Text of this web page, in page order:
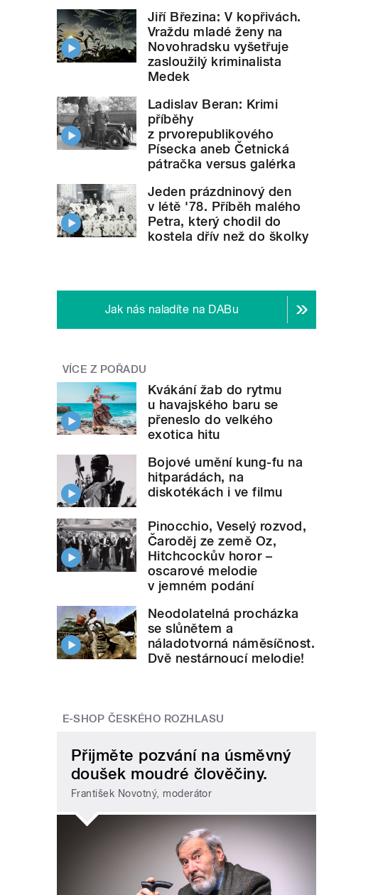
Jiří Březina: V kopřivách.
Vraždu mladé ženy na
Novohradsku vyšetřuje
zasloužilý kriminalista
Medek
Ladislav Beran: Krimi
příběhy
z prvorepublikového
Písecka aneb Četnická
pátračka versus galérka
Jeden prázdninový den
v létě '78. Příběh malého
Petra, který chodil do
kostela dřív než do školky
Jak nás naladíte na DABu
VÍCE Z POŘADU
Kvákání žab do rytmu
u havajského baru se
přeneslo do velkého
exotica hitu
Bojové umění kung-fu na
hitparádách, na
diskotékách i ve filmu
Pinocchio, Veselý rozvod,
Čaroděj ze země Oz,
Hitchcockův horor –
oscarové melodie
v jemném podání
Neodolatelná procházka
se slůnětem a
náladotvorná náměsíčnost.
Dvě nestárnoucí melodie!
E-SHOP ČESKÉHO ROZHLASU
Přijměte pozvání na úsměvný
doušek moudré člověčiny.
František Novotný, moderátor